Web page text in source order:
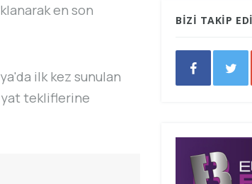
en son
ilk kez sunulan
tekliflerine
BİZİ TAKİP